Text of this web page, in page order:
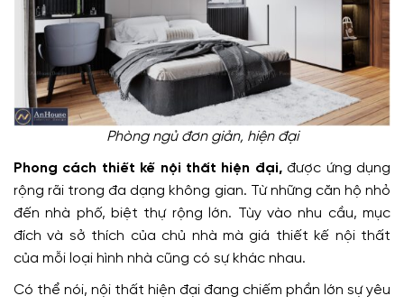
Phòng ngủ đơn giản, hiện đại
Phong cách thiết kế nội thất hiện đại,được ứng dụng
rộng rãi trong đa dạng không gian. Từ những căn hộ nhỏ
đến nhà phố, biệt thự rộng lớn. Tùy vào nhu cầu, mục
đích và sở thích của chủ nhà mà giá thiết kế nội thất
của mỗi loại hình nhà cũng có sự khác nhau.
Có thể nói, nội thất hiện đại đang chiếm phần lớn sự yêu